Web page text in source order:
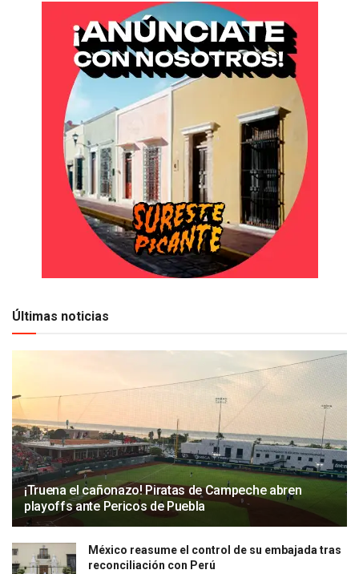
Últimas noticias
¡Truena el cañonazo! Piratas de Campeche abren
playoffs ante Pericos de Puebla
México reasume el control de su embajada tras
reconciliación con Perú